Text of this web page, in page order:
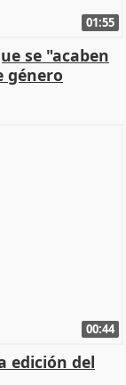
01:55
se "acaben
género
00:44
edición del